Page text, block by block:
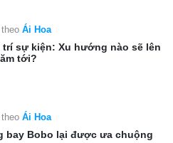
theo Ái Hoa
trí sự kiện: Xu hướng nào sẽ lên
tới?
theo Ái Hoa
bay Bobo lại được ưa chuộng